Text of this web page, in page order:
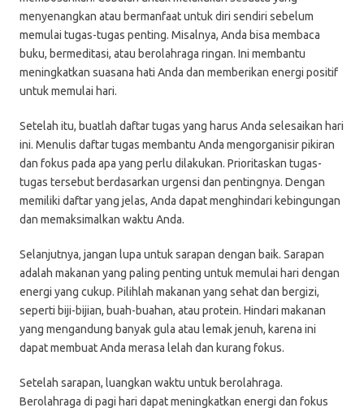
menyenangkan atau bermanfaat untuk diri sendiri sebelum
memulai tugas-tugas penting. Misalnya, Anda bisa membaca
buku, bermeditasi, atau berolahraga ringan. Ini membantu
meningkatkan suasana hati Anda dan memberikan energi positif
untuk memulai hari.
Setelah itu, buatlah daftar tugas yang harus Anda selesaikan hari
ini. Menulis daftar tugas membantu Anda mengorganisir pikiran
dan fokus pada apa yang perlu dilakukan. Prioritaskan tugas-
tugas tersebut berdasarkan urgensi dan pentingnya. Dengan
memiliki daftar yang jelas, Anda dapat menghindari kebingungan
dan memaksimalkan waktu Anda.
Selanjutnya, jangan lupa untuk sarapan dengan baik. Sarapan
adalah makanan yang paling penting untuk memulai hari dengan
energi yang cukup. Pilihlah makanan yang sehat dan bergizi,
seperti biji-bijian, buah-buahan, atau protein. Hindari makanan
yang mengandung banyak gula atau lemak jenuh, karena ini
dapat membuat Anda merasa lelah dan kurang fokus.
Setelah sarapan, luangkan waktu untuk berolahraga.
Berolahraga di pagi hari dapat meningkatkan energi dan fokus